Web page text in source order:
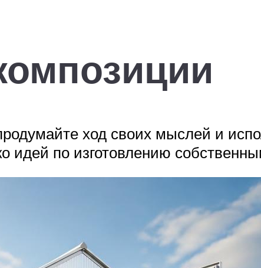
ход своих мыслей и
идей по изготовлению